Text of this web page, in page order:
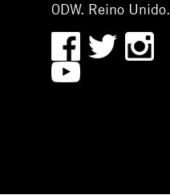
0DW. Reino Unido.